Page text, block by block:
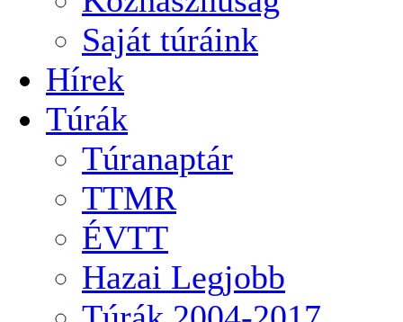
Saját túráink
Hírek
Túrák
Túranaptár
TTMR
ÉVTT
Hazai Legjobb